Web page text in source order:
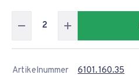
Artikelnummer
6101.160.35